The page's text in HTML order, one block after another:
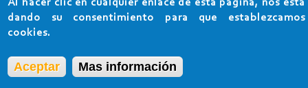
Al hacer clic en cualquier enlace de esta página, nos está
dando su consentimiento para que establezcamos
cookies.
Aceptar Mas información